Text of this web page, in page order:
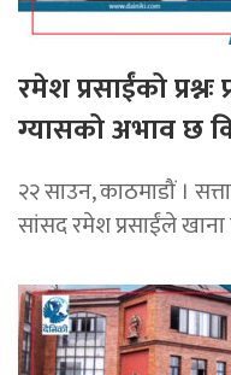
रमेश प्रसाईंको प्रश्नः
ग्यासको अभाव छ
२२ साउन, काठमाडौं ।
सांसद रमेश प्रसाईंले